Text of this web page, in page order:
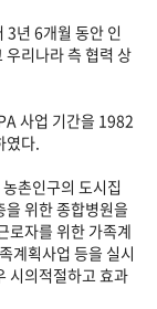
년 6개월 동안 인
리나라 측 협력 상
사업 기간을 1982
다.
촌인구의 도시집
위한 종합병원을
로자를 위한 가족계
계획사업 등을 실시
시의적절하고 효과